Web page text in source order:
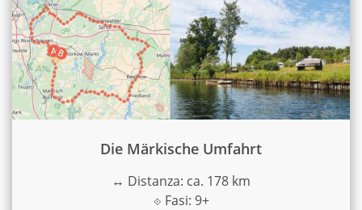
Die Märkische Umfahrt
↔ Distanza: ca. 178 km
⟐ Fasi: 9+